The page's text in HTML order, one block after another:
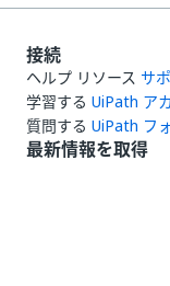
接続
ヘルプ リソース サ
学習する UiPath ア
質問する UiPath フ
最新情報を取得